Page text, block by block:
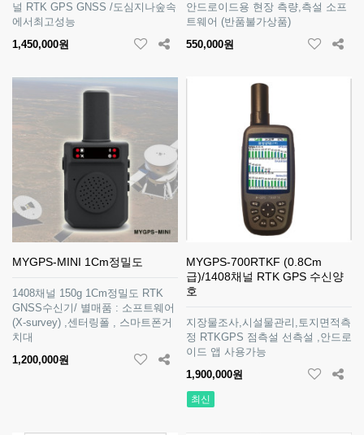
널 RTK GPS GNSS /도심지나숲속
에서최고성능
1,450,000원
안드로이드용 현장 측량,측설 소프
트웨어 (반품불가상품)
550,000원
MYGPS-MINI 1Cm정밀도
1408채널 150g 1Cm정밀도 RTK
GNSS수신기/ 별매품 : 소프트웨어
(X-survey) ,센터링폴 , 스마트폰거
치대
1,200,000원
MYGPS-700RTKF (0.8Cm
급)/1408채널 RTK GPS 수신양
호
지장물조사,시설물관리,토지면적측
정 RTKGPS 점측설 선측설 ,안드로
이드 앱 사용가능
1,900,000원
최신